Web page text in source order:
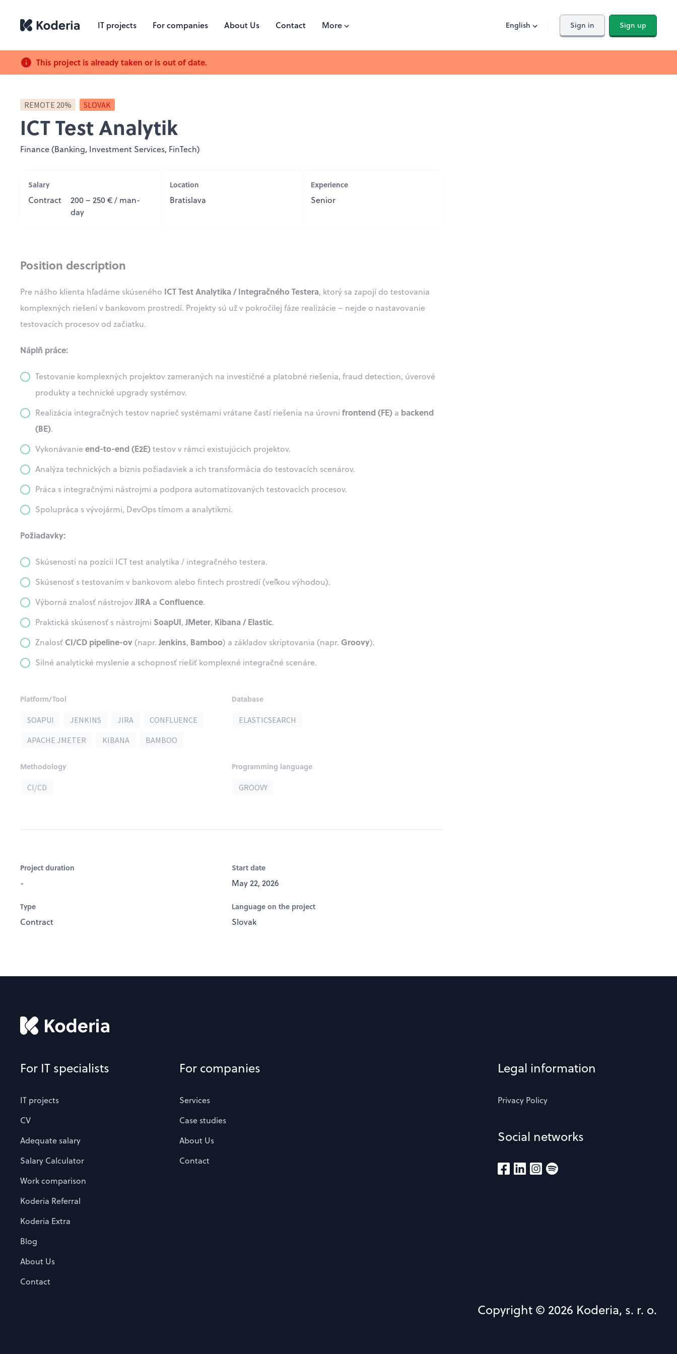
IT projects For companies About Us Contact More English Sign in Sign up
This project is already taken or is out of date.
REMOTE 20% SLOVAK
ICT Test Analytik
Finance (Banking, Investment Services, FinTech)
Salary
Contract
200 – 250 € / man-
day
Location
Bratislava
Experience
Senior
Position description
Pre nášho klienta hľadáme skúseného ICT Test Analytika / Integračného Testera, ktorý sa zapojí do testovania
komplexných riešení v bankovom prostredí. Projekty sú už v pokročilej fáze realizácie – nejde o nastavovanie
testovacích procesov od začiatku.
Náplň práce:
Testovanie komplexných projektov zameraných na investičné a platobné riešenia, fraud detection, úverové
produkty a technické upgrady systémov.
Realizácia integračných testov naprieč systémami vrátane častí riešenia na úrovni frontend (FE) a backend
(BE).
Vykonávanieend-to-end (E2E)testov v rámci existujúcich projektov.
Analýza technických a biznis požiadaviek a ich transformácia do testovacích scenárov.
Práca s integračnými nástrojmi a podpora automatizovaných testovacích procesov.
Spolupráca s vývojármi, DevOps tímom a analytikmi.
Požiadavky:
Skúsenosti na pozícii ICT test analytika / integračného testera.
Skúsenosť s testovaním v bankovom alebo fintech prostredí (veľkou výhodou).
Výborná znalosť nástrojovJIRA a Confluence.
Praktická skúsenosť s nástrojmi SoapUI,JMeter, Kibana / Elastic.
Znalosť CI/CD pipeline-ov (napr.Jenkins, Bamboo) a základov skriptovania (napr. Groovy).
Silné analytické myslenie a schopnosť riešiť komplexné integračné scenáre.
Platform/Tool
SOAPUI JENKINS JIRA
CONFLUENCE
APACHE JMETER
KIBANA BAMBOO
Database
ELASTICSEARCH
Methodology
CI/CD
Programming language
GROOVY
Project duration
-
Start date
May 22, 2026
Type
Contract
Language on the project
Slovak
For IT specialists
IT projects
CV
Adequate salary
Salary Calculator
Work comparison
Koderia Referral
Koderia Extra
Blog
About Us
Contact
For companies
Services
Case studies
About Us
Contact
Legal information
Privacy Policy
Social networks
Copyright © 2026 Koderia, s. r. o.